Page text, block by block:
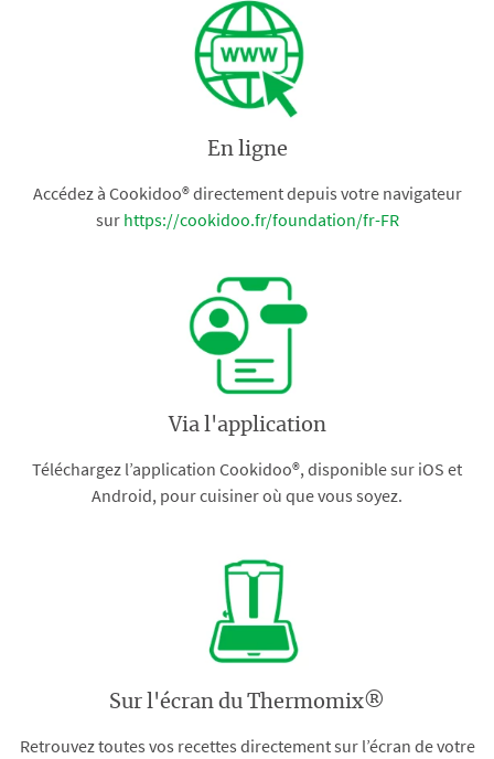
En ligne
Accédez à Cookidoo® directement depuis votre navigateur
sur https://cookidoo.fr/foundation/fr-FR
Via l'application
Téléchargez l’application Cookidoo®, disponible sur iOS et
Android, pour cuisiner où que vous soyez.
Sur l'écran du Thermomix®
Retrouvez toutes vos recettes directement sur l’écran de votre